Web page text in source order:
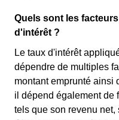
Quels sont les
d'intérêt ?
Le taux d'intérêt
dépendre de multiples
montant emprunté ainsi
il dépend également de
tels que son revenu net,